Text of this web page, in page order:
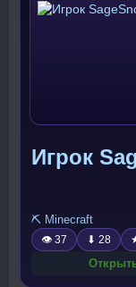
Игрок
⛏️ Minecraft
👁 37 ⬇ 28